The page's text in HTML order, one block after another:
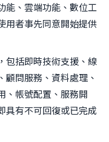
能、雲端功能、數位工
用者事先同意開始提供
包括即時技術支援、線
顧問服務、資料處理、
、帳號配置、服務開
具有不可回復或已完成